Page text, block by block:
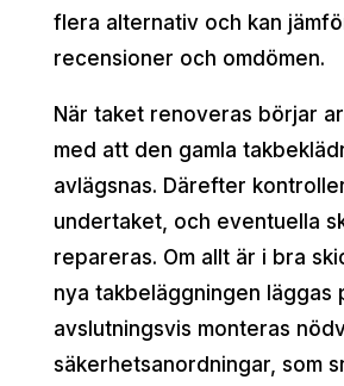
flera alternativ och kan
recensioner och omdömen.
När taket renoveras börjar
med att den gamla
avlägsnas. Därefter
undertaket, och eventuella
repareras. Om allt är i bra
nya takbeläggningen läggas
avslutningsvis monteras
säkerhetsanordningar, som